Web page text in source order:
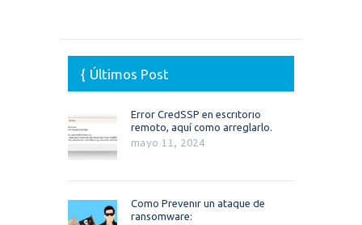
Últimos Post
Error CredSSP en escritorio
remoto, aquí como arreglarlo.
mayo 11, 2024
Como Prevenir un ataque de
ransomware: